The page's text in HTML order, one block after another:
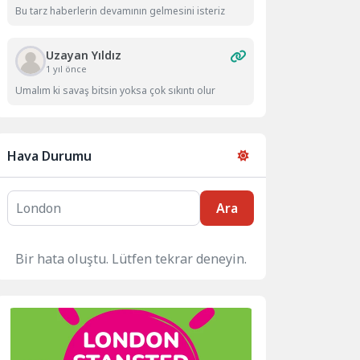
Bu tarz haberlerin devamının gelmesini isteriz
Uzayan Yıldız
1 yıl önce
Umalım ki savaş bitsin yoksa çok sıkıntı olur
Hava Durumu
Ara
Bir hata oluştu. Lütfen tekrar deneyin.